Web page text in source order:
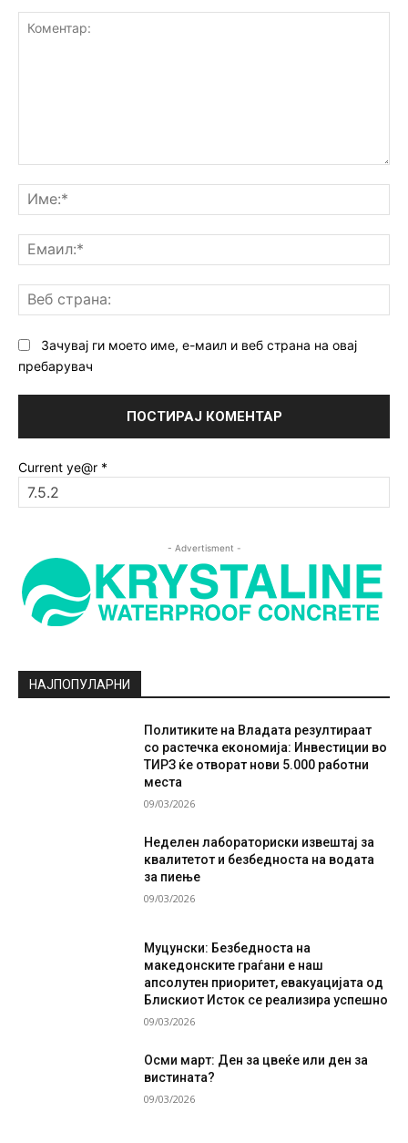
Зачувај ги моето име, е-маил и веб страна на овај
пребарувач
Current ye@r *
- Advertisment -
НАЈПОПУЛАРНИ
Политиките на Владата резултираат
со растечка економија: Инвестиции во
ТИРЗ ќе отворат нови 5.000 работни
места
09/03/2026
Неделен лабораториски извештај за
квалитетот и безбедноста на водата
за пиење
09/03/2026
Муцунски: Безбедноста на
македонските граѓани е наш
апсолутен приоритет, евакуацијата од
Блискиот Исток се реализира успешно
09/03/2026
Осми март: Ден за цвеќе или ден за
вистината?
09/03/2026